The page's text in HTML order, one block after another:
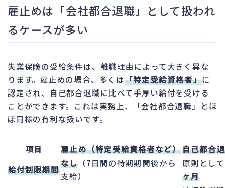
雇止めは「会社都合退職」として扱われ
るケースが多い
失業保険の受給条件は、離職理由によって大きく異な
ります。雇止めの場合、多くは「特定受給資格者」に
認定され、自己都合退職に比べて手厚い給付を受ける
ことができます。これは実務上、「会社都合退職」とほ
ぼ同様の有利な扱いです。
項目 雇止め（特定受給資格者など）自己都合
給付制限期間
なし （7日間の待期期間後から
支給）
原則として
ヶ月